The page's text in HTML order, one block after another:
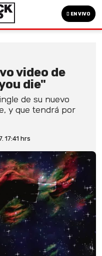
EN VIVO
video de
die"
de su nuevo
y que tendrá por
17:41 hrs